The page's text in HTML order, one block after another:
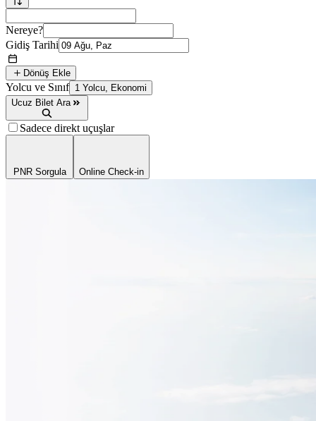
Nereye?
Gidiş Tarihi
Dönüş Ekle
Yolcu ve Sınıf 1 Yolcu, Ekonomi
Ucuz Bilet Ara
Sadece direkt uçuşlar
PNR Sorgula Online Check‑in